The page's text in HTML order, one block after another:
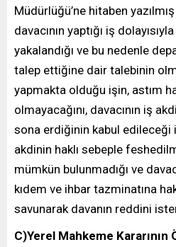
Müdürlüğü’ne hitaben
davacının yaptığı iş
yakalandığı ve bu nedenle
talep ettiğine dair talebinin
yapmakta olduğu işin, astım
olmayacağını, davacının iş
sona erdiğinin kabul edileceği
akdinin haklı sebeple
mümkün bulunmadığı ve
kıdem ve ihbar tazminatına
savunarak davanın reddini
C)Yerel Mahkeme Kararının